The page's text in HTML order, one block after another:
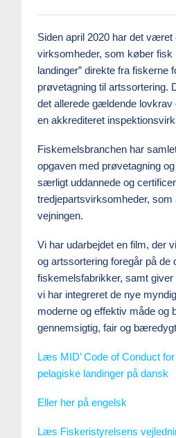
Siden april 2020 har det været
virksomheder, som køber fisk
landinger” direkte fra fiskerne
prøvetagning til artssortering.
det allerede gældende
en akkrediteret
Fiskemelsbranchen har
opgaven med prøvetagning
særligt uddannede og
tredjepartsvirksomheder, som
vejningen.
Vi har udarbejdet en film, der
og artssortering foregår på de
fiskemelsfabrikker, samt giver
vi har integreret de nye
moderne og effektiv måde og
gennemsigtig, fair og
Læs MID’ Code of Conduct
pelagiske landinger på dansk
Eller her på engelsk
Læs Fiskeristyrelsens